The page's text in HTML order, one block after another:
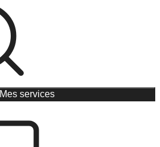
Mes services